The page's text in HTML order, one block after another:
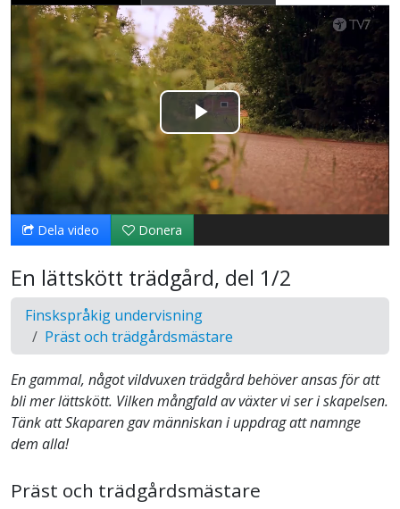
Spela
upp
video
Dela video Donera
En lättskött trädgård, del 1/2
Finskspråkig undervisning
Präst och trädgårdsmästare
En gammal, något vildvuxen trädgård behöver ansas för att
bli mer lättskött. Vilken mångfald av växter vi ser i skapelsen.
Tänk att Skaparen gav människan i uppdrag att namnge
dem alla!
Präst och trädgårdsmästare